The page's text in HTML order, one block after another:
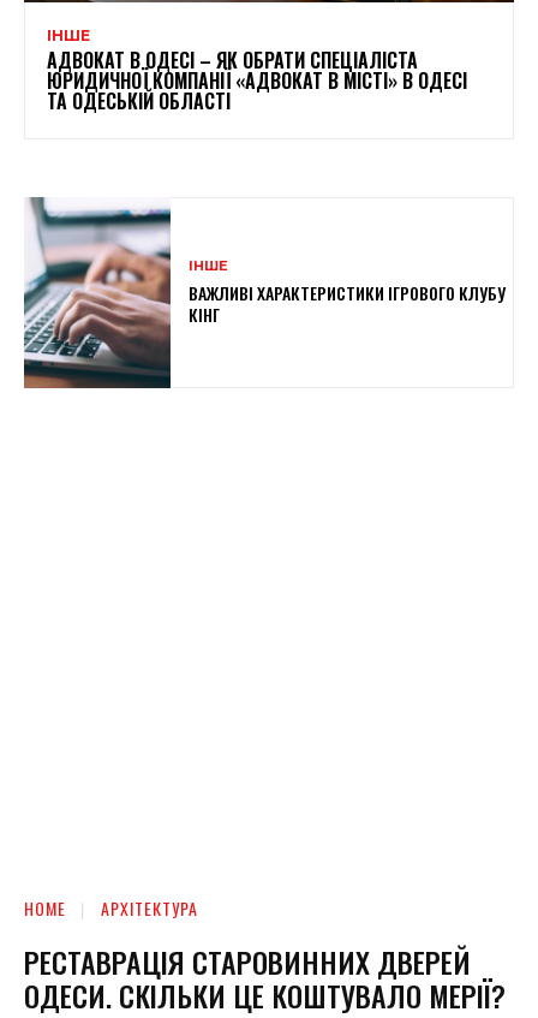
ІНШЕ
АДВОКАТ В ОДЕСІ – ЯК ОБРАТИ СПЕЦІАЛІСТА
ЮРИДИЧНОЇ КОМПАНІЇ «АДВОКАТ В МІСТІ» В ОДЕСІ
ТА ОДЕСЬКІЙ ОБЛАСТІ
ІНШЕ
ВАЖЛИВІ ХАРАКТЕРИСТИКИ ІГРОВОГО КЛУБУ
КІНГ